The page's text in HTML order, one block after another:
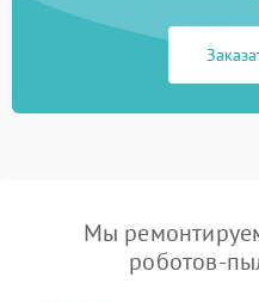
Мы
роботов-